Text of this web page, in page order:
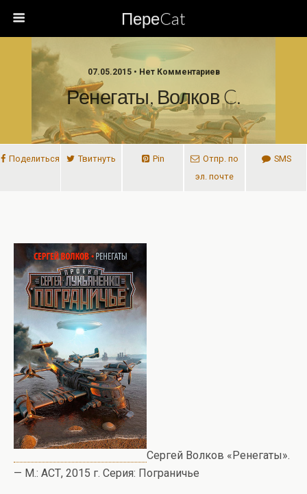
ПереCat
07.05.2015 • Нет Комментариев
Ренегаты, Волков C.
Поделиться Твитнуть Pin
Отпр. по
эл. почте
SMS
Сергей Волков «Ренегаты».
— М.: АСТ, 2015 г. Серия: Пограничье